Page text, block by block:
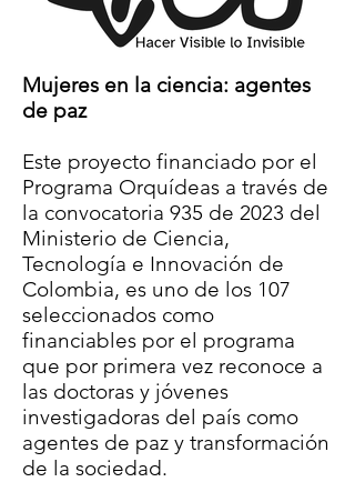
Mujeres en la ciencia: agentes
de paz
Este proyecto financiado por el
Programa Orquídeas a través de
la convocatoria 935 de 2023 del
Ministerio de Ciencia,
Tecnología e Innovación de
Colombia, es uno de los 107
seleccionados como
financiables por el programa
que por primera vez reconoce a
las doctoras y jóvenes
investigadoras del país como
agentes de paz y transformación
de la sociedad.